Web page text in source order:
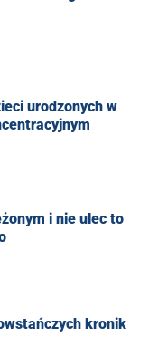
urodzonych w
i nie ulec to
kronik